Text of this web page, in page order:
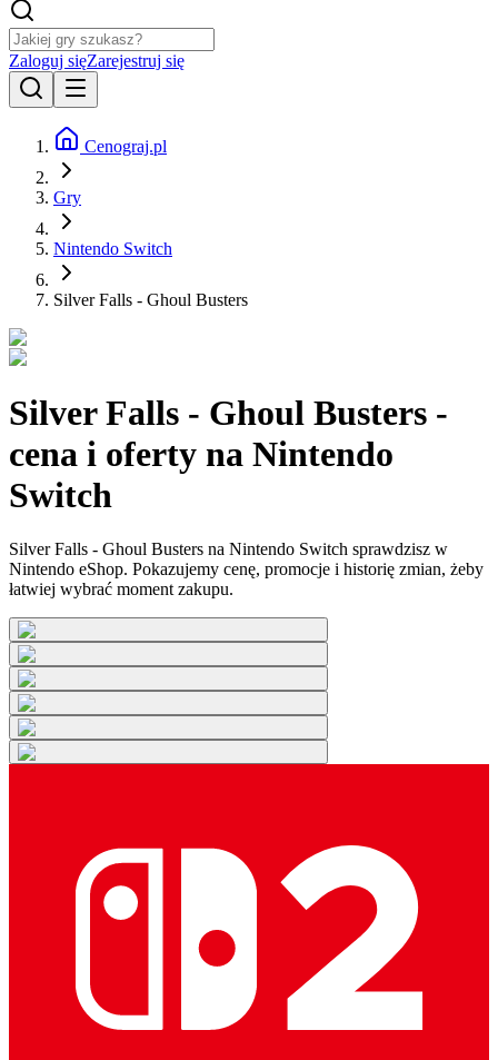
Zaloguj sięZarejestruj się
Cenograj.pl
Gry
Nintendo Switch
Silver Falls - Ghoul Busters
Silver Falls - Ghoul Busters -
cena i oferty na Nintendo
Switch
Silver Falls - Ghoul Busters na Nintendo Switch sprawdzisz w
Nintendo eShop. Pokazujemy cenę, promocje i historię zmian, żeby
łatwiej wybrać moment zakupu.